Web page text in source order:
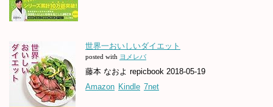
世界一おいしいダイエット
posted with ヨメレバ
藤本 なおよ repicbook 2018-05-19
Amazon Kindle 7net